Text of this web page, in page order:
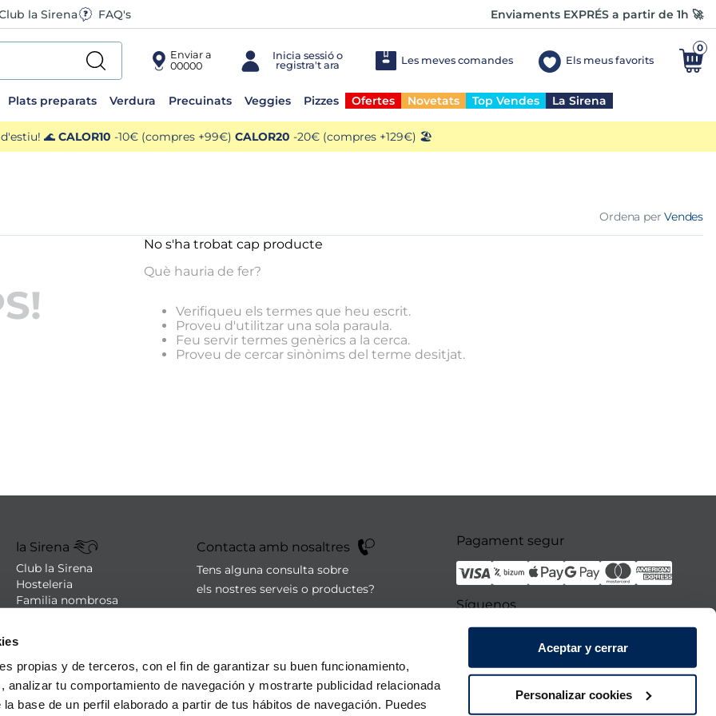
propias y de terceros, con el fin de garantizar su buen funcionamiento,
analizar tu comportamiento de navegación y mostrarte publicidad relacionada
base de un perfil elaborado a partir de tus hábitos de navegación. Puedes
Aceptar y cerrar
Personalizar cookies
la Sirena FAQ's Enviaments EXPRÉS a partir de 1h 🚀
Enviar a
00000
Les meves comandes Els meus favorits
0
Plats preparats Verdura Precuinats Veggies Pizzes Ofertes Novetats Top Vendes La Sirena
🌊 CALOR10 -10€ (compres +99€) CALOR20 -20€ (compres +129€) 🏖️
Ordena per Vendes
No s'ha trobat cap producte
Què hauria de fer?
Verifiqueu els termes que heu escrit.
Proveu d'utilitzar una sola paraula.
Feu servir termes genèrics a la cerca.
Proveu de cercar sinònims del terme desitjat.
la Sirena
Club la Sirena
Hosteleria
Familia nombrosa
Política de privacitat
Condicions de compra
Política de cookies
Promocions - Bases legals
Contacta amb nosaltres
Tens alguna consulta sobre
els nostres serveis o productes?
De dilluns a dissabte de 9:00 a 21:00h.
Algunes botigues obertes el diumenge.
Pagament segur
Síguenos